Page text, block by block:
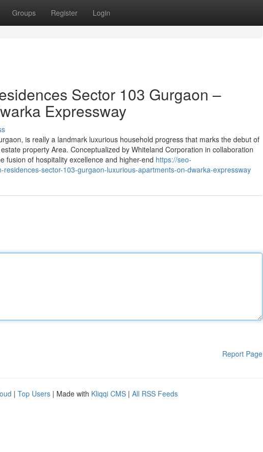
Groups Register Login
Sector 103 Gurgaon –
Expressway
is really a landmark luxurious household progress that marks the debut of
property Area. Conceptualized by Whiteland Corporation in collaboration
fusion of hospitality excellence and higher-end https://seo-
sector-103-gurgaon-luxurious-apartments-on-dwarka-expressway
Report Page
| Top Users | Made with Kliqqi CMS | All RSS Feeds